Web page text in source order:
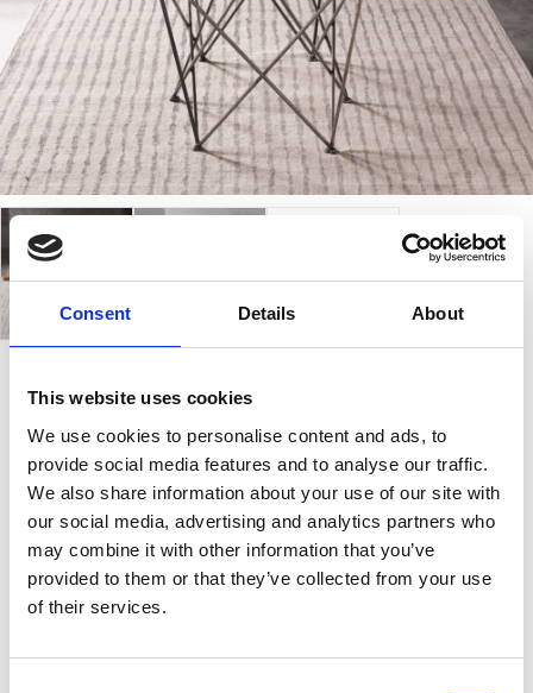
Consent Details About
This website uses cookies
We use cookies to personalise content and ads, to
provide social media features and to analyse our traffic.
We also share information about your use of our site with
our social media, advertising and analytics partners who
may combine it with other information that you’ve
provided to them or that they’ve collected from your use
of their services.
Net
Ένα τραπέζι που αντιπροσωπεύει το σύγχρονο στιλ.
Το Net έχει μια βάση που σχηματίζεται από μια
γεωμετρική σύμπλεξη ράβδων από λακαριστό γκρι-
μαύρο ή σκέτο σίδερο. Επίσης, η κορυφή διατίθεται
σε δύο διαφορετικά μεγέθη και διατίθεται σε